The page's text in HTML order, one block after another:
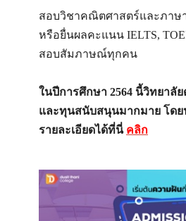
สอบวิชาคณิตศาสตร์และภาษ
หรือยื่นผลคะแนน IELTS,
สอบสัมภาษณ์ทุกคน
ในปีการศึกษา 2564 นี้วิทยาลั
และทุนสนับสนุนมากมาย โดย
รายละเอียดได้ที่นี่ คลิก